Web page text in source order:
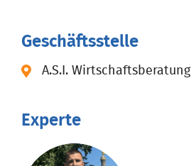
Geschäftsstelle
A.S.I. Wirtschaftsberatung
Experte